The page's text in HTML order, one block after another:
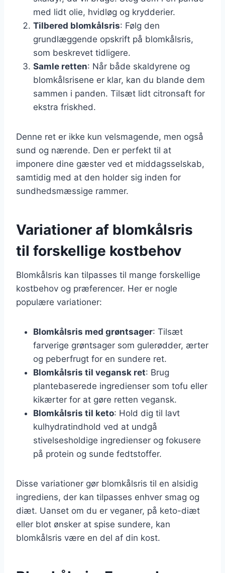
med lidt olie, hvidløg og krydderier.
Tilbered blomkålsris: Følg den
grundlæggende opskrift på blomkålsris,
som beskrevet tidligere.
Samle retten: Når både skaldyrene og
blomkålsrisene er klar, kan du blande dem
sammen i panden. Tilsæt lidt citronsaft for
ekstra friskhed.
Denne ret er ikke kun velsmagende, men også
sund og nærende. Den er perfekt til at
imponere dine gæster ved et middagsselskab,
samtidig med at den holder sig inden for
sundhedsmæssige rammer.
Variationer af blomkålsris
til forskellige kostbehov
Blomkålsris kan tilpasses til mange forskellige
kostbehov og præferencer. Her er nogle
populære variationer:
Blomkålsris med grøntsager: Tilsæt
farverige grøntsager som gulerødder, ærter
og peberfrugt for en sundere ret.
Blomkålsris til vegansk ret: Brug
plantebaserede ingredienser som tofu eller
kikærter for at gøre retten vegansk.
Blomkålsris til keto: Hold dig til lavt
kulhydratindhold ved at undgå
stivelsesholdige ingredienser og fokusere
på protein og sunde fedtstoffer.
Disse variationer gør blomkålsris til en alsidig
ingrediens, der kan tilpasses enhver smag og
diæt. Uanset om du er veganer, på keto-diæt
eller blot ønsker at spise sundere, kan
blomkålsris være en del af din kost.